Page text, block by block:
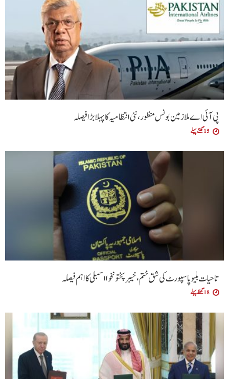
پی آئی اے ملازمین بونس منظور، نئی انتظامیہ کا پہلا بڑا فیصلہ
15 گھنٹے پہلے
تاحیات بلیو پاسپورٹ کی شق ختم، خیبر پختونخوا اسمبلی کا اہم فیصلہ
18 گھنٹے پہلے